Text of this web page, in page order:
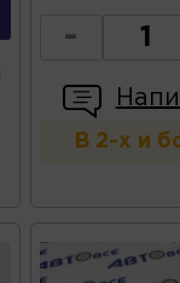
-
В 2-х и